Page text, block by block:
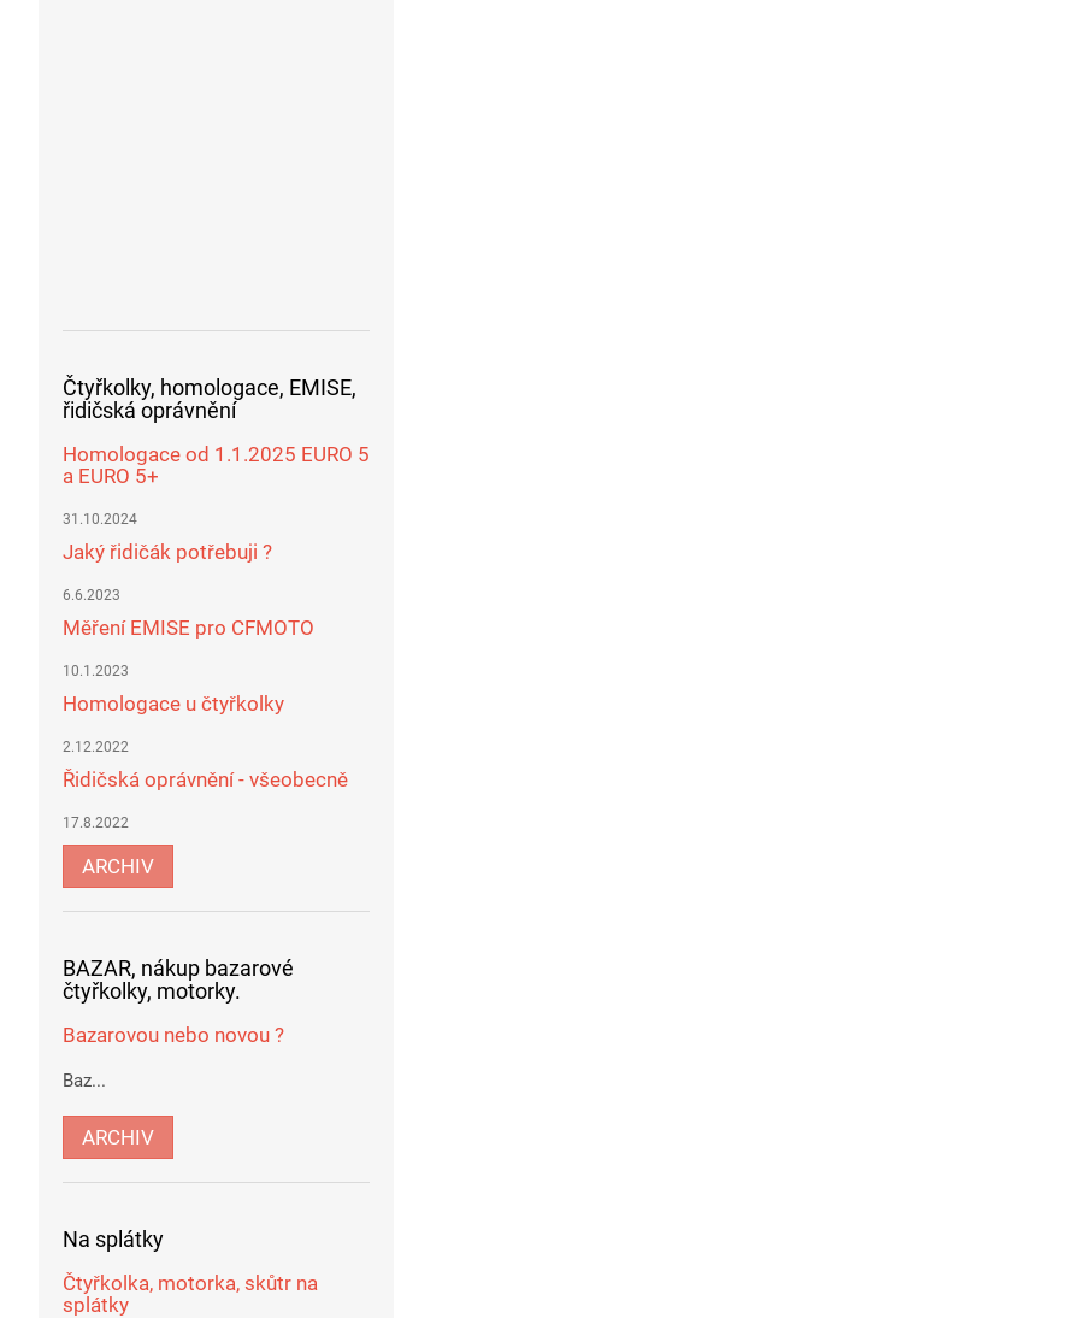
Čtyřkolky, homologace, EMISE,
řidičská oprávnění
Homologace od 1.1.2025 EURO 5
a EURO 5+
31.10.2024
Jaký řidičák potřebuji ?
6.6.2023
Měření EMISE pro CFMOTO
10.1.2023
Homologace u čtyřkolky
2.12.2022
Řidičská oprávnění - všeobecně
17.8.2022
ARCHIV
BAZAR, nákup bazarové
čtyřkolky, motorky.
Bazarovou nebo novou ?
Baz...
ARCHIV
Na splátky
Čtyřkolka, motorka, skůtr na
splátky